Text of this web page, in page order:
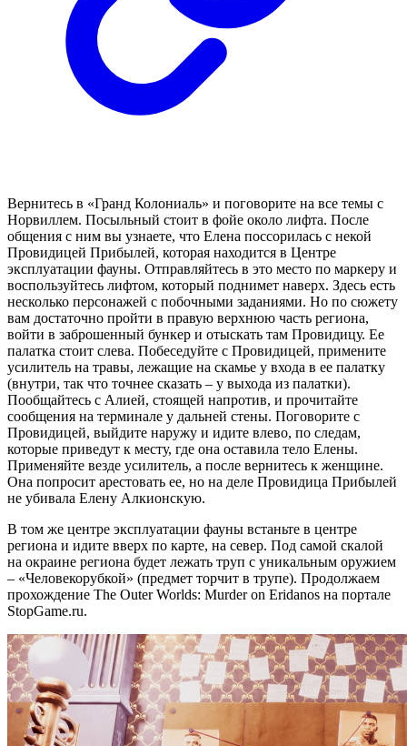
Вернитесь в «Гранд Колониаль» и поговорите на все темы с
Норвиллем. Посыльный стоит в фойе около лифта. После
общения с ним вы узнаете, что Елена поссорилась с некой
Провидицей Прибылей, которая находится в Центре
эксплуатации фауны. Отправляйтесь в это место по маркеру и
воспользуйтесь лифтом, который поднимет наверх. Здесь есть
несколько персонажей с побочными заданиями. Но по сюжету
вам достаточно пройти в правую верхнюю часть региона,
войти в заброшенный бункер и отыскать там Провидицу. Ее
палатка стоит слева. Побеседуйте с Провидицей, примените
усилитель на травы, лежащие на скамье у входа в ее палатку
(внутри, так что точнее сказать – у выхода из палатки).
Пообщайтесь с Алией, стоящей напротив, и прочитайте
сообщения на терминале у дальней стены. Поговорите с
Провидицей, выйдите наружу и идите влево, по следам,
которые приведут к месту, где она оставила тело Елены.
Применяйте везде усилитель, а после вернитесь к женщине.
Она попросит арестовать ее, но на деле Провидица Прибылей
не убивала Елену Алкионскую.
В том же центре эксплуатации фауны встаньте в центре
региона и идите вверх по карте, на север. Под самой скалой
на окраине региона будет лежать труп с уникальным оружием
– «Человекорубкой» (предмет торчит в трупе). Продолжаем
прохождение The Outer Worlds: Murder on Eridanos на портале
StopGame.ru.